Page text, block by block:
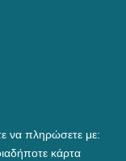
να πληρώσετε με:
κάρτα